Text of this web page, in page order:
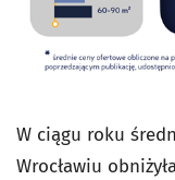
W ciągu roku
Wrocławiu